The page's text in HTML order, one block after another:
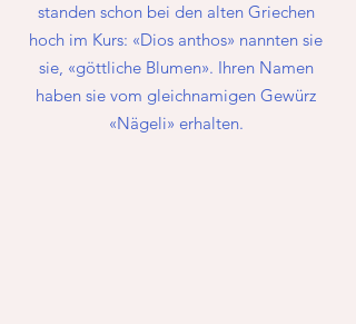
standen schon bei den alten Griechen
hoch im Kurs: «Dios anthos» nannten sie
sie, «göttliche Blumen». Ihren Namen
haben sie vom gleichnamigen Gewürz
«Nägeli» erhalten.